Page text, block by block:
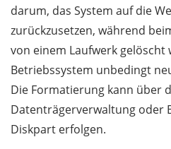
darum, das System auf die
zurückzusetzen, während
von einem Laufwerk gelöscht
Betriebssystem unbedingt
Die Formatierung kann über
Datenträgerverwaltung oder
Diskpart erfolgen.